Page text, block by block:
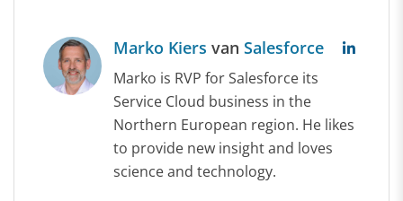
Marko Kiers van Salesforce
Marko is RVP for Salesforce its
Service Cloud business in the
Northern European region. He likes
to provide new insight and loves
science and technology.